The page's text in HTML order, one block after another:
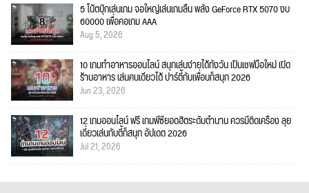
5 โน้ตบุ๊กเล่นเกม จอใหญ่เล่นเกมลื่น พลัง GeForce RTX 5070 งบ
60000 เพื่อคอเกม AAA
Aug 5, 2026
10 เกมทำอาหารออนไลน์ สนุกเล่นง่ายได้ทั้งวัน เป็นเชฟมือใหม่ เปิด
ร้านอาหาร เล่นคนเดียวได้ ปาร์ตี้กับเพื่อนก็สนุก 2026
Jun 23, 2026
12 เกมออนไลน์ ฟรี เกมพีซียอดฮิตระดับตำนาน ควรมีติดเครื่อง ลุย
เดี่ยวเล่นกับตี้ก็สนุก อัปเดต 2026
Jul 21, 2026